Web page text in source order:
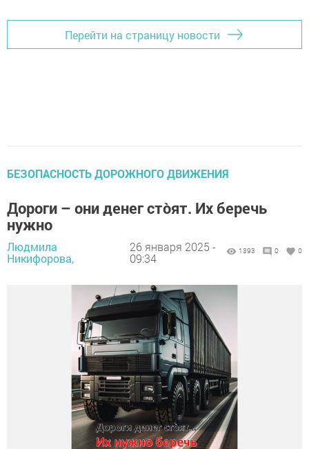
Перейти на страницу новости
БЕЗОПАСНОСТЬ ДОРОЖНОГО ДВИЖЕНИЯ
Дороги – они денег стòят. Их беречь
нужно
Людмила
Никифорова,
26 января 2025 -
09:34
1393 0 0